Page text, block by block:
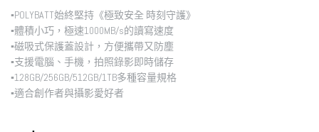
▪︎POLYBATT始終堅持《極致安全 時刻守護》
▪︎體積小巧，極速1000MB/s的讀寫速度
▪︎磁吸式保護蓋設計，方便攜帶又防塵
▪︎支援電腦、手機，拍照錄影即時儲存
▪︎128GB/256GB/512GB/1TB多種容量規格
▪︎適合創作者與攝影愛好者